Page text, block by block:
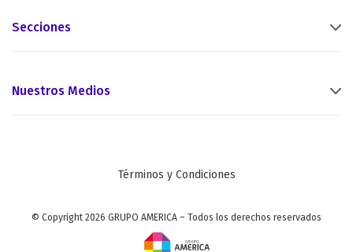
Secciones
Nuestros Medios
Términos y Condiciones
© Copyright 2026 GRUPO AMERICA – Todos los derechos reservados